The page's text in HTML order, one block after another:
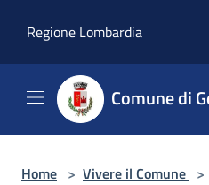
Regione Lombardia
Comune di
Home > Vivere il Comune >